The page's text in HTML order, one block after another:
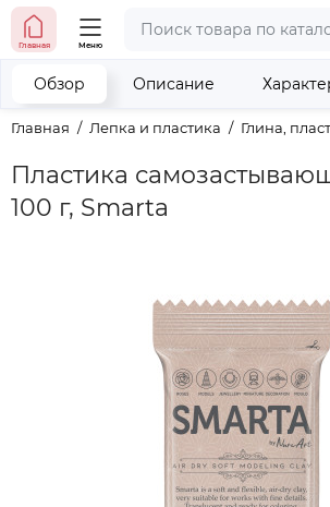
тел.
Главная Меню
Главная Лепка и пластика Глина,
Пластика
100 г, Smarta
Обзор Описание